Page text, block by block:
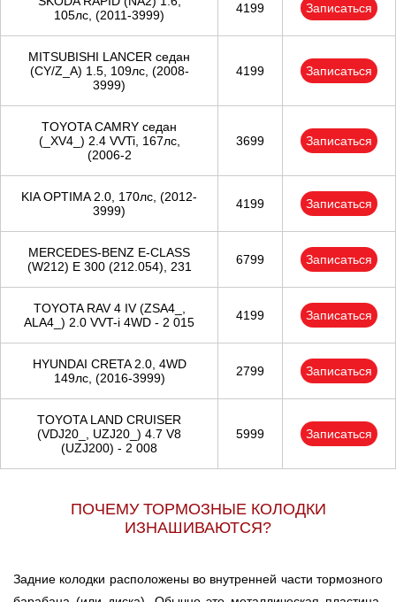
105лс, (2011-3999)
4199 Записаться
MITSUBISHI LANCER седан
(CY/Z_A) 1.5, 109лс, (2008-
3999)
4199 Записаться
TOYOTA CAMRY седан
(_XV4_) 2.4 VVTi, 167лс,
(2006-2
3699 Записаться
KIA OPTIMA 2.0, 170лс, (2012-
3999)
4199 Записаться
MERCEDES-BENZ E-CLASS
(W212) E 300 (212.054), 231
6799 Записаться
TOYOTA RAV 4 IV (ZSA4_,
ALA4_) 2.0 VVT-i 4WD - 2 015
4199 Записаться
HYUNDAI CRETA 2.0, 4WD
149лс, (2016-3999)
2799 Записаться
TOYOTA LAND CRUISER
(VDJ20_, UZJ20_) 4.7 V8
(UZJ200) - 2 008
5999 Записаться
ПОЧЕМУ ТОРМОЗНЫЕ КОЛОДКИ
ИЗНАШИВАЮТСЯ?
Задние колодки расположены во внутренней части тормозного